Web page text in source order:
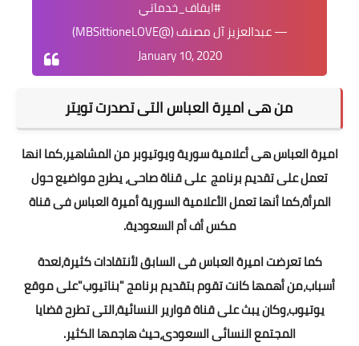
#ايقاف_خدماتي
— عبدالعزيز آل مصنف (@MBSittioneLOVE)
January 10, 2020
من هى اميرة العباس التى تصدرت تويتر
اميرة العباس هى أعلامية سورية ويوتيوبر من المشاهير،كما انها
تعمل على تقديم برنامج على قناة صاحى، يطرح مواضيع حول
المرأة،كما أنها تعمل الأعلامية السورية أميرة العباس فى قناة
مكس أف أم السعودية.
كما تعرضت اميرة العباس فى السابق لأنتقادات كثيرة،لعدة
أسباب،من أهمها كانت تقوم بتقديم برنامج "بناتيوب"على موقع
يوتيوب،وكان يبث على قناة قوارير النسائية،التى تطرح قضايا
المجتمع النسائى السعودى،حيث هاجمها الكثير.